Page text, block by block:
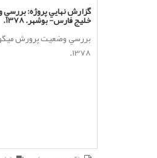
گزارش نهايي پروژه:
خليج فارس- بوشهر. 1378.
بررسي وضعيت پرورش
1378.